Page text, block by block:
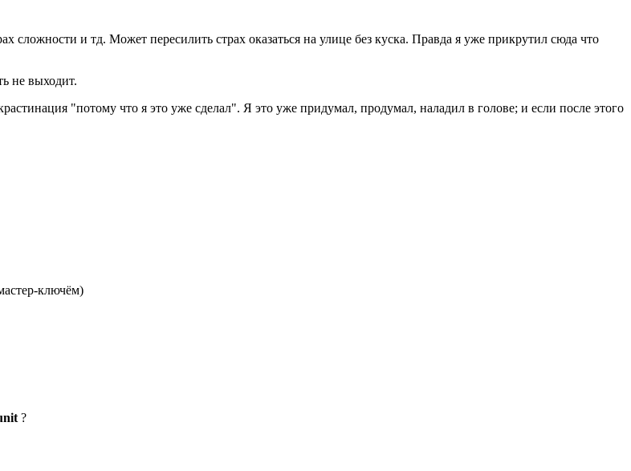
сложности и тд. Может пересилить страх оказаться на улице без куска. Правда я уже прикрутил сюда что
не выходит.
"потому что я это уже сделал". Я это уже придумал, продумал, наладил в голове; и если после этого
ключём)
?